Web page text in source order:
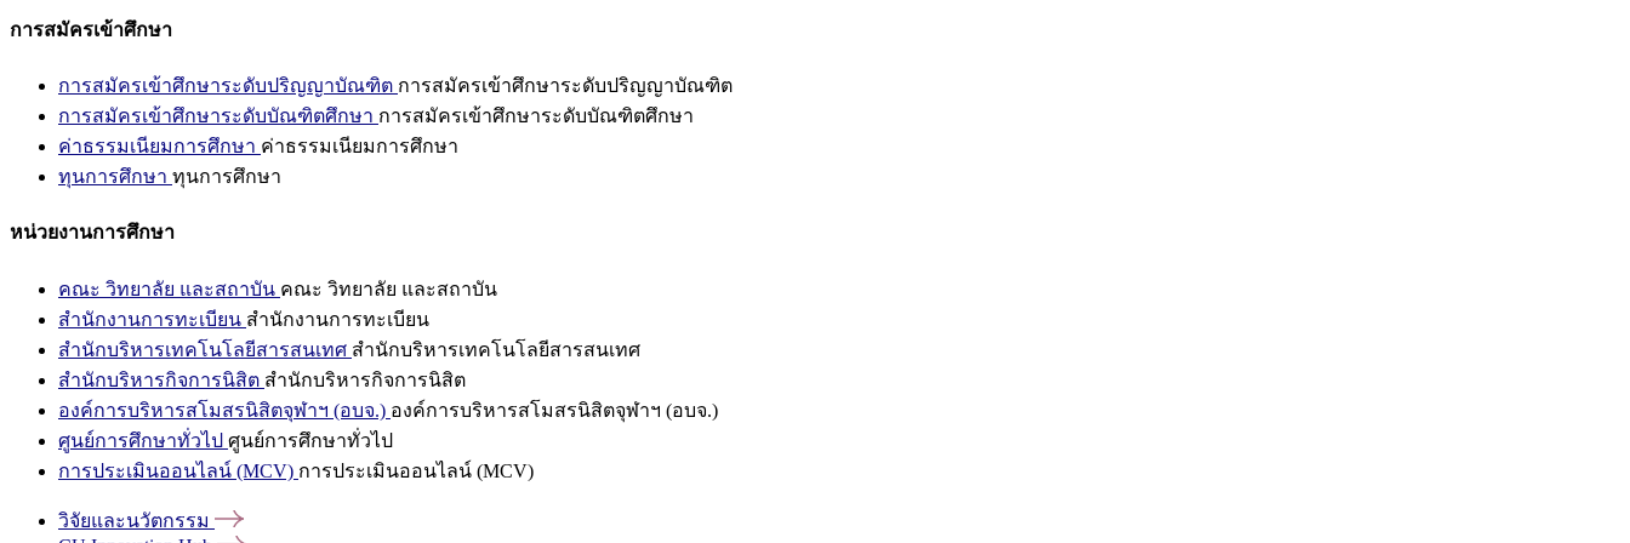
การสมัครเข้าศึกษา
การสมัครเข้าศึกษาระดับปริญญาบัณฑิต การสมัครเข้าศึกษาระดับปริญญาบัณฑิต
การสมัครเข้าศึกษาระดับบัณฑิตศึกษา การสมัครเข้าศึกษาระดับบัณฑิตศึกษา
ค่าธรรมเนียมการศึกษา ค่าธรรมเนียมการศึกษา
ทุนการศึกษา ทุนการศึกษา
หน่วยงานการศึกษา
คณะ วิทยาลัย และสถาบัน คณะ วิทยาลัย และสถาบัน
สำนักงานการทะเบียน สำนักงานการทะเบียน
สำนักบริหารเทคโนโลยีสารสนเทศ สำนักบริหารเทคโนโลยีสารสนเทศ
สำนักบริหารกิจการนิสิต สำนักบริหารกิจการนิสิต
องค์การบริหารสโมสรนิสิตจุฬาฯ (อบจ.) องค์การบริหารสโมสรนิสิตจุฬาฯ (อบจ.)
ศูนย์การศึกษาทั่วไป ศูนย์การศึกษาทั่วไป
การประเมินออนไลน์ (MCV) การประเมินออนไลน์ (MCV)
วิจัยและนวัตกรรม